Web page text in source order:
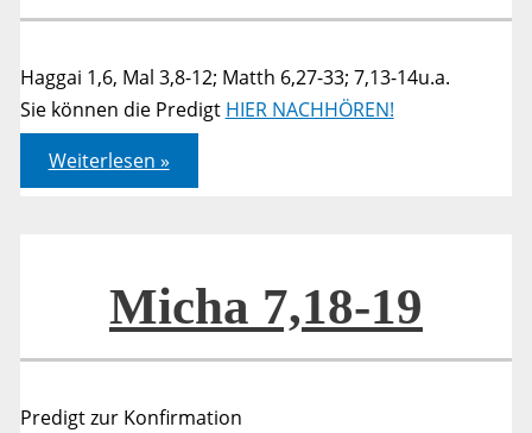
Haggai 1,6, Mal 3,8-12; Matth 6,27-33; 7,13-14u.a.
Sie können die Predigt HIER NACHHÖREN!
Mit
GOTT
rechnen
Weiterlesen »
Micha 7,18-19
Predigt zur Konfirmation